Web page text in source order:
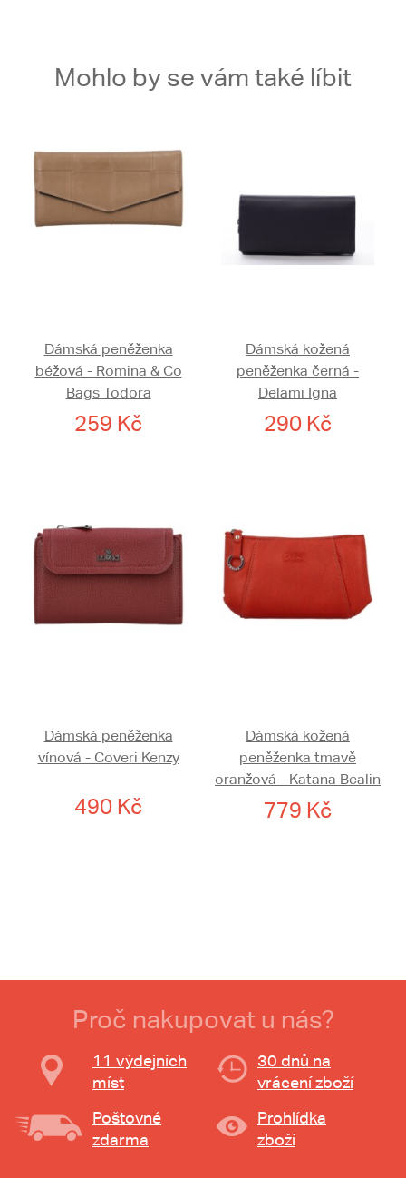
Mohlo by se vám také líbit
Dámská peněženka
béžová - Romina & Co
Bags Todora
259 Kč
Dámská kožená
peněženka černá -
Delami Igna
290 Kč
Dámská peněženka
vínová - Coveri Kenzy
490 Kč
Dámská kožená
peněženka tmavě
oranžová - Katana Bealin
779 Kč
Proč nakupovat u nás?
11 výdejních
míst
30 dnů na
vrácení zboží
Poštovné
zdarma
Prohlídka
zboží